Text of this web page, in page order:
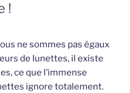
!
ne sommes pas égaux
de lunettes, il existe
ce que l’immense
ignore totalement.